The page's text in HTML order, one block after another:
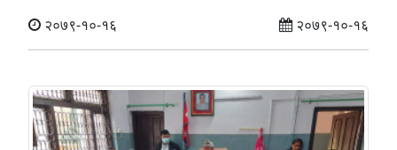
२०७९-१०-१६ २०७९-१०-१६